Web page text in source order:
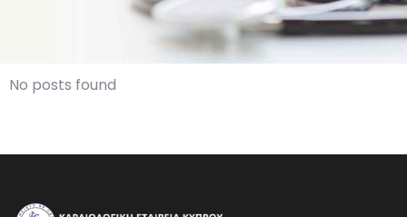
No posts found